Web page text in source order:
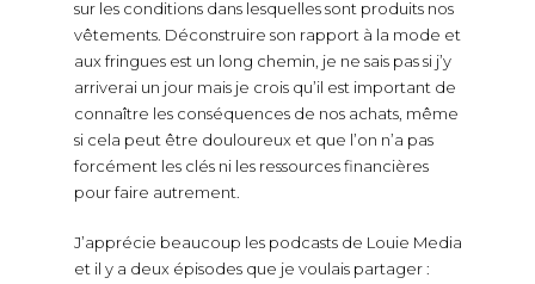
sur les conditions dans lesquelles sont produits nos
vêtements. Déconstruire son rapport à la mode et
aux fringues est un long chemin, je ne sais pas si j’y
arriverai un jour mais je crois qu’il est important de
connaître les conséquences de nos achats, même
si cela peut être douloureux et que l’on n’a pas
forcément les clés ni les ressources financières
pour faire autrement.
J’apprécie beaucoup les podcasts de Louie Media
et il y a deux épisodes que je voulais partager :